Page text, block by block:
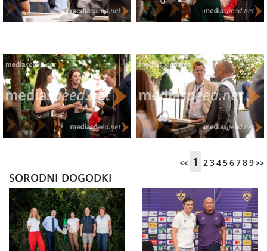
<< 1 23456789>>
SORODNI DOGODKI